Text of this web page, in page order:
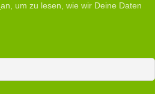
an, um zu lesen, wie wir Deine Daten